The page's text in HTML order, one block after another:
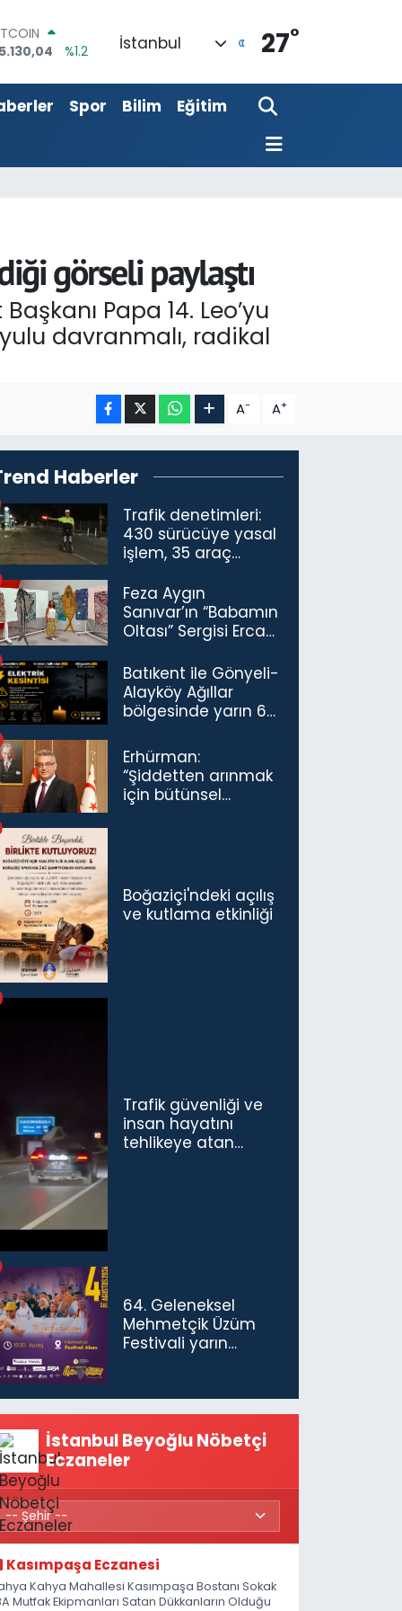
%0.17
%0.27
İstanbul 27°
Spor Bilim Eğitim
görseli paylaştı
Papa 14. Leo’yu
davranmalı, radikal
A- A+
Haberler
Trafik denetimleri:
430 sürücüye yasal
işlem, 35 araç
Feza Aygın
Sanıvar’ın “Babamın
Oltası” Sergisi Ercan
Açıldı
Batıkent ile Gönyeli-
Alayköy Ağıllar
bölgesinde yarın 6
kesintisi…
Erhürman:
“Şiddetten arınmak
için bütünsel
Boğaziçi'ndeki açılış
ve kutlama etkinliği
Trafik güvenliği ve
insan hayatını
tehlikeye atan
64. Geleneksel
Mehmetçik Üzüm
Festivali yarın
İstanbul Beyoğlu Nöbetçi
Eczaneler
Kasımpaşa Eczanesi
Kahya Mahallesi Kasımpaşa Bostanı Sokak
Mutfak Ekipmanları Satan Dükkanların Olduğu